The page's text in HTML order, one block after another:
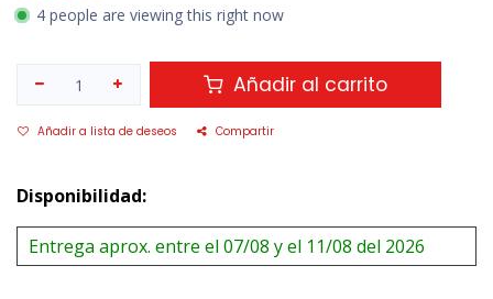
4 people are viewing this right now
Añadir al carrito
Añadir a lista de deseos Compartir
Disponibilidad:
Entrega aprox. entre el 07/08 y el 11/08 del 2026